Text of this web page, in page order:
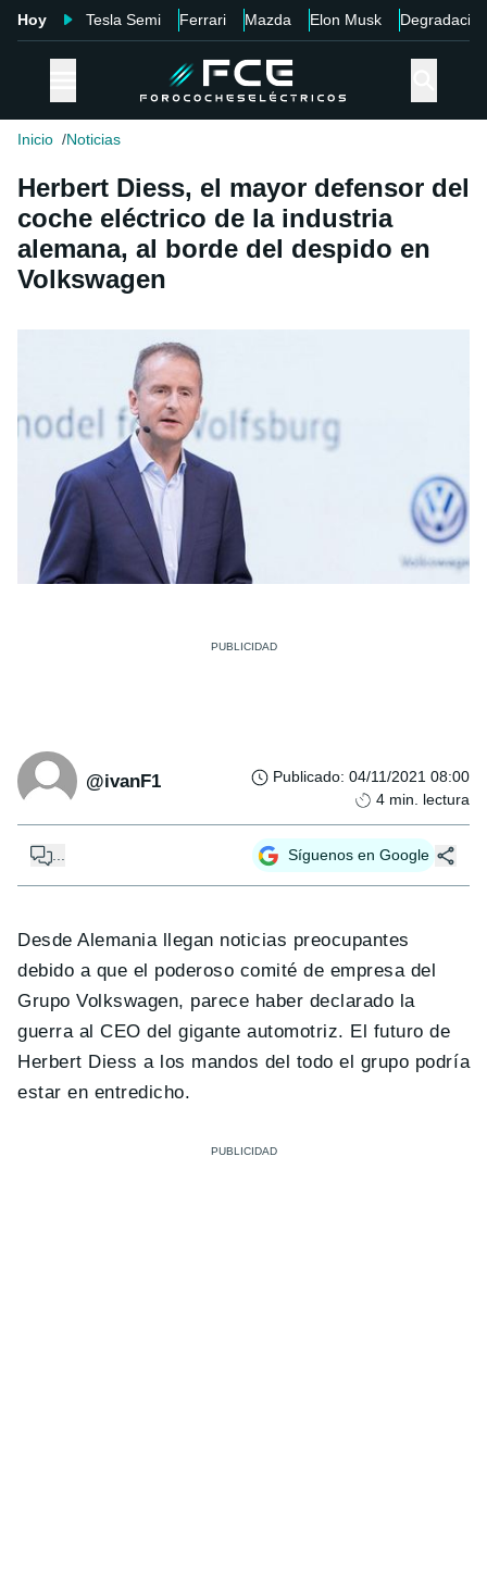
Hoy Tesla Semi Ferrari Mazda Elon Musk Degradación
Inicio Noticias
Herbert Diess, el mayor defensor del
coche eléctrico de la industria
alemana, al borde del despido en
Volkswagen
@ivanF1 Publicado: 04/11/2021 08:00
4 min. lectura
... Síguenos en Google
Desde Alemania llegan noticias preocupantes
debido a que el poderoso comité de empresa del
Grupo Volkswagen, parece haber declarado la
guerra al CEO del gigante automotriz. El futuro de
Herbert Diess a los mandos del todo el grupo podría
estar en entredicho.